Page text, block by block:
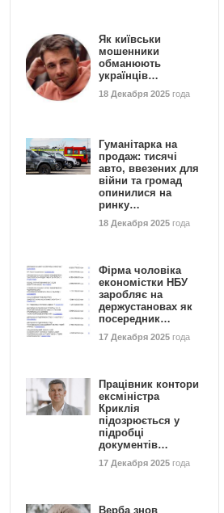
Як київськи
мошенники
обманюють
українців…
18 Декабря 2025 года
Гуманітарка на
продаж: тисячі
авто, ввезених для
війни та громад
опинилися на
ринку…
18 Декабря 2025 года
Фірма чоловіка
економістки НБУ
заробляє на
держустановах як
посередник…
17 Декабря 2025 года
Працівник контори
ексміністра
Криклія
підозрюється у
підробці
документів…
17 Декабря 2025 года
Верба знов